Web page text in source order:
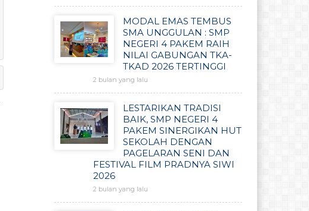
MODAL EMAS TEMBUS
SMA UNGGULAN : SMP
NEGERI 4 PAKEM RAIH
NILAI GABUNGAN TKA-
TKAD 2026 TERTINGGI
2 bulan yang lalu
LESTARIKAN TRADISI
BAIK, SMP NEGERI 4
PAKEM SINERGIKAN HUT
SEKOLAH DENGAN
PAGELARAN SENI DAN
FESTIVAL FILM PRADNYA SIWI
2026
2 bulan yang lalu